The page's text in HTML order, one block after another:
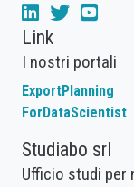
Link
I nostri portali
ExportPlanning
ForDataScientist
Studiabo srl
Ufficio studi per